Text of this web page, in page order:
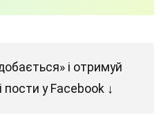
і отримуй
пости у Facebook ↓